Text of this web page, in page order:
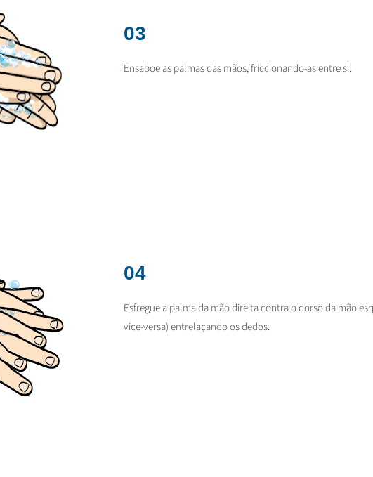
03
Ensaboe as palmas das mãos, friccionando-as entre si.
04
Esfregue a palma da mão direita contra o dorso da mão
vice-versa) entrelaçando os dedos.